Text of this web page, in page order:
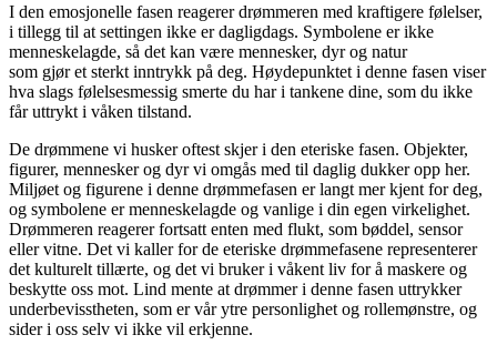
I den emosjonelle fasen reagerer drømmeren med kraftigere følelser,
i tillegg til at settingen ikke er dagligdags. Symbolene er ikke
menneskelagde, så det kan være mennesker, dyr og natur
som gjør et sterkt inntrykk på deg. Høydepunktet i denne fasen viser
hva slags følelsesmessig smerte du har i tankene dine, som du ikke
får uttrykt i våken tilstand.
De drømmene vi husker oftest skjer i den eteriske fasen. Objekter,
figurer, mennesker og dyr vi omgås med til daglig dukker opp her.
Miljøet og figurene i denne drømmefasen er langt mer kjent for deg,
og symbolene er menneskelagde og vanlige i din egen virkelighet.
Drømmeren reagerer fortsatt enten med flukt, som bøddel, sensor
eller vitne. Det vi kaller for de eteriske drømmefasene representerer
det kulturelt tillærte, og det vi bruker i våkent liv for å maskere og
beskytte oss mot. Lind mente at drømmer i denne fasen uttrykker
underbevisstheten, som er vår ytre personlighet og rollemønstre, og
sider i oss selv vi ikke vil erkjenne.